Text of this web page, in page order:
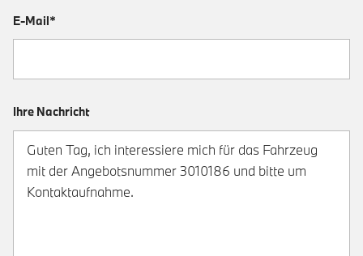
E-Mail*
Ihre Nachricht